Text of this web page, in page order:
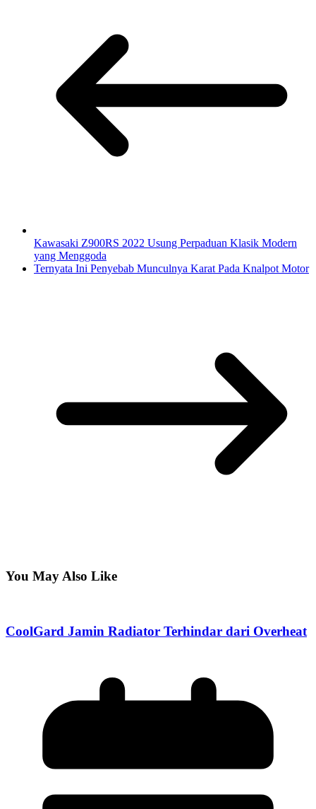
Kawasaki Z900RS 2022 Usung Perpaduan Klasik Modern
yang Menggoda
Ternyata Ini Penyebab Munculnya Karat Pada Knalpot Motor
You May Also Like
CoolGard Jamin Radiator Terhindar dari Overheat